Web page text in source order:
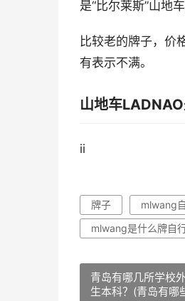
是“比尔莱斯”山地
比较老的牌子，价
有表示不满。
山地车
ii
牌子 mlwang
mlwang是什么牌自
青岛有哪几所学校
生本科？(青岛有哪